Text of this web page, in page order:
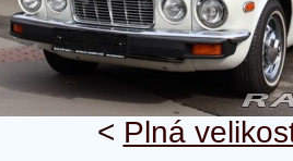
< Plná